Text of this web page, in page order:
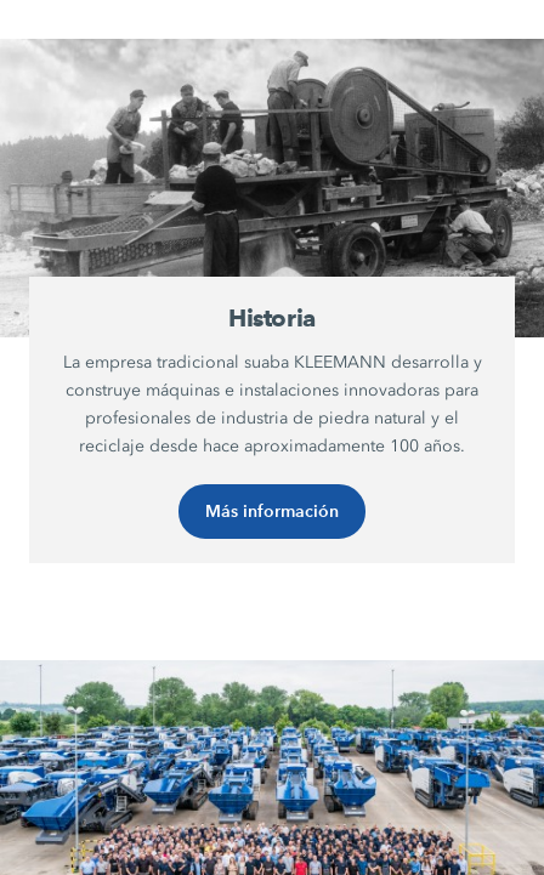
Historia
La empresa tradicional suaba KLEEMANN desarrolla y
construye máquinas e instalaciones innovadoras para
profesionales de industria de piedra natural y el
reciclaje desde hace aproximadamente 100 años.
Más información